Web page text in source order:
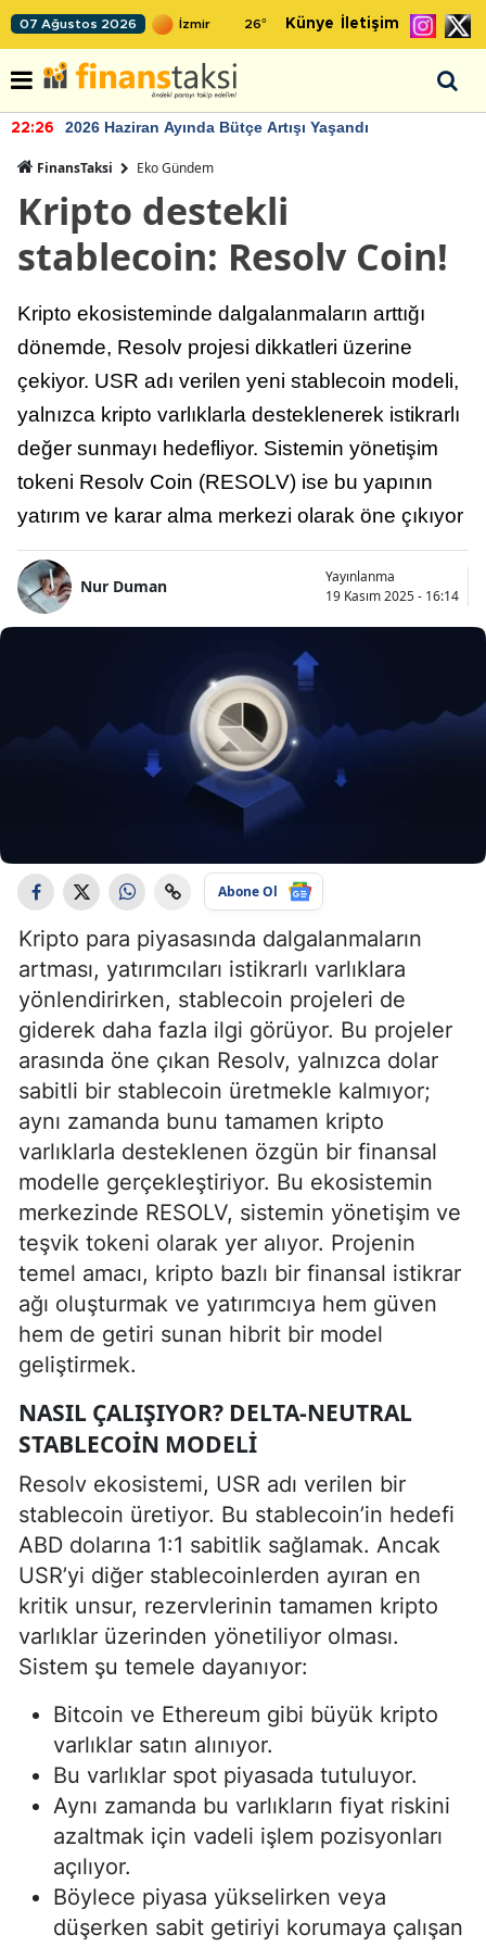
07 Ağustos 2026 26° Künye İletişim
22:26 2026 Haziran Ayında Bütçe Artışı Yaşandı
FinansTaksi Eko Gündem
Kripto destekli
stablecoin: Resolv Coin!
Kripto ekosisteminde dalgalanmaların arttığı
dönemde, Resolv projesi dikkatleri üzerine
çekiyor. USR adı verilen yeni stablecoin modeli,
yalnızca kripto varlıklarla desteklenerek istikrarlı
değer sunmayı hedefliyor. Sistemin yönetişim
tokeni Resolv Coin (RESOLV) ise bu yapının
yatırım ve karar alma merkezi olarak öne çıkıyor
Nur Duman
Yayınlanma
19 Kasım 2025 - 16:14
Abone Ol
Kripto para piyasasında dalgalanmaların
artması, yatırımcıları istikrarlı varlıklara
yönlendirirken, stablecoin projeleri de
giderek daha fazla ilgi görüyor. Bu projeler
arasında öne çıkan Resolv, yalnızca dolar
sabitli bir stablecoin üretmekle kalmıyor;
aynı zamanda bunu tamamen kripto
varlıklarla desteklenen özgün bir finansal
modelle gerçekleştiriyor. Bu ekosistemin
merkezinde RESOLV, sistemin yönetişim ve
teşvik tokeni olarak yer alıyor. Projenin
temel amacı, kripto bazlı bir finansal istikrar
ağı oluşturmak ve yatırımcıya hem güven
hem de getiri sunan hibrit bir model
geliştirmek.
NASIL ÇALIŞIYOR? DELTA-NEUTRAL
STABLECOIN MODELI
Resolv ekosistemi, USR adı verilen bir
stablecoin üretiyor. Bu stablecoin’in hedefi
ABD dolarına 1:1 sabitlik sağlamak. Ancak
USR’yi diğer stablecoinlerden ayıran en
kritik unsur, rezervlerinin tamamen kripto
varlıklar üzerinden yönetiliyor olması.
Sistem şu temele dayanıyor:
Bitcoin ve Ethereum gibi büyük kripto
varlıklar satın alınıyor.
Bu varlıklar spot piyasada tutuluyor.
Aynı zamanda bu varlıkların fiyat riskini
azaltmak için vadeli işlem pozisyonları
açılıyor.
Böylece piyasa yükselirken veya
düşerken sabit getiriyi korumaya çalışan